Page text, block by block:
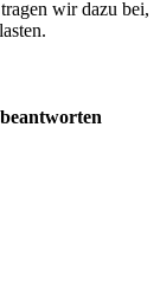
wir dazu bei,